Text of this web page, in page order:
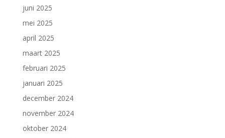
juni 2025
mei 2025
april 2025
maart 2025
februari 2025
januari 2025
december 2024
november 2024
oktober 2024